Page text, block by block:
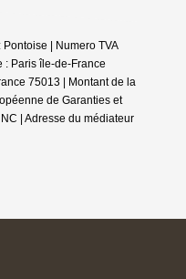
| Numero TVA
: Paris île-de-France
75013 | Montant de la
de Garanties et
| Adresse du médiateur